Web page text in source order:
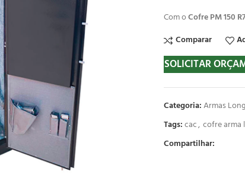
Com oCofre PM 150
Comparar
SOLICITAR
Categoria:Armas
Tags:cac, cofre arma
Compartilhar: